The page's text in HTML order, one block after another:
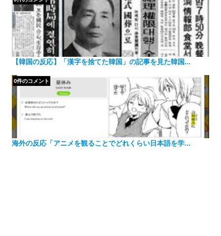
【韓国の反応】「漢字を捨てた韓国」の記事を見た韓国...
海外の反応「アニメを観ることでどれくらい日本語を学...
0件のコメント